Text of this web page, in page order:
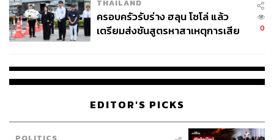
THAILAND
ครอบครัวรับร่าง ฮลุน โซโล่ แล้ว
เตรียมส่งชันสูตรหาสาเหตุการเสีย
0
EDITOR'S PICKS